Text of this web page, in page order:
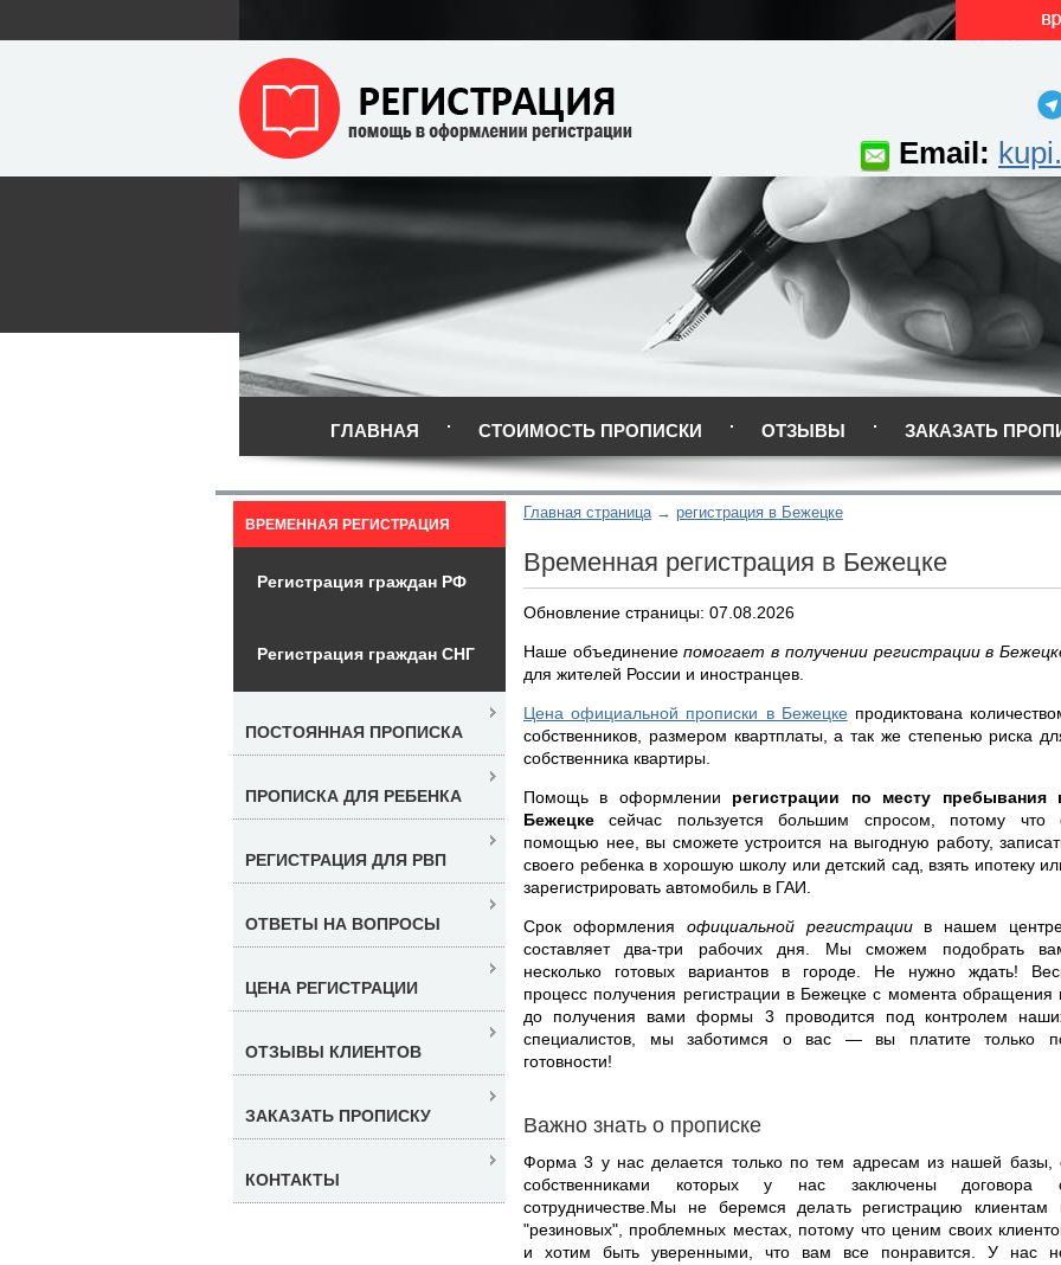
Email:
ГЛАВНАЯ СТОИМОСТЬ ПРОПИСКИ ОТЗЫВЫ ЗАКАЗАТЬ
Главная страница регистрация в Бежецке
Временная регистрация в Бежецке
Обновление страницы: 07.08.2026
Наше объединениепомогает в получении регистрации в
для жителей России и иностранцев.
Цена официальной прописки в Бежецкепродиктована
собственников, размером квартплаты, а так же степенью риска
собственника квартиры.
Помощь в оформлении регистрации по месту пребывания
Бежецкесейчас пользуется большим спросом, потому что
помощью нее, вы сможете устроится на выгодную работу,
своего ребенка в хорошую школу или детский сад, взять ипотеку
зарегистрировать автомобиль в ГАИ.
Срок оформления официальной регистрации в нашем
составляет два-три рабочих дня. Мы сможем подобрать
несколько готовых вариантов в городе. Не нужно ждать!
процесс получения регистрации в Бежецке с момента обращения
до получения вами формы 3 проводится под контролем
специалистов, мы заботимся о вас — вы платите только
готовности!
Важно знать о прописке
Форма 3 у нас делается только по тем адресам из нашей базы,
собственниками которых у нас заключены договора
сотрудничестве.Мы не беремся делать регистрацию клиентам
"резиновых", проблемных местах, потому что ценим своих
и хотим быть уверенными, что вам все понравится. У нас
ВРЕМЕННАЯ РЕГИСТРАЦИЯ
Регистрация граждан РФ
Регистрация граждан СНГ
ПОСТОЯННАЯ ПРОПИСКА
ПРОПИСКА ДЛЯ РЕБЕНКА
РЕГИСТРАЦИЯ ДЛЯ РВП
ОТВЕТЫ НА ВОПРОСЫ
ЦЕНА РЕГИСТРАЦИИ
ОТЗЫВЫ КЛИЕНТОВ
ЗАКАЗАТЬ ПРОПИСКУ
КОНТАКТЫ